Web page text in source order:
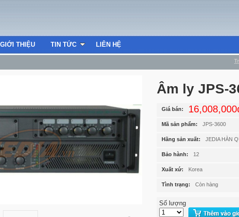
GIỚI THIỆU TIN TỨC LIÊN HỆ
Âm ly JPS-
Giá bán:
Mã sản phẩm: JPS-3600
Hãng sản xuất: JEDIA HÀN
Bảo hành: 12
Xuất xứ: Korea
Tình trạng: Còn hàng
Số lượng